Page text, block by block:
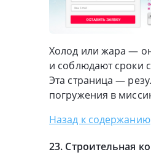
Холод или жара —
и соблюдают сроки
Эта страница —
погружения в
Назад к содержанию
23. Строительная